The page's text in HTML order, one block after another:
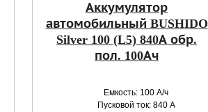
Аккумулятор
автомобильный BUSHIDO
Silver 100 (L5) 840А обр.
пол. 100Ач
Емкость: 100 А/ч
Пусковой ток: 840 А